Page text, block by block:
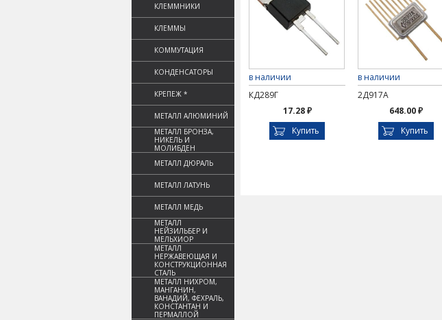
КЛЕММНИКИ
КЛЕММЫ
КОММУТАЦИЯ
КОНДЕНСАТОРЫ
КРЕПЕЖ *
МЕТАЛЛ АЛЮМИНИЙ
МЕТАЛЛ БРОНЗА,
НИКЕЛЬ И
МОЛИБДЕН
МЕТАЛЛ ДЮРАЛЬ
МЕТАЛЛ ЛАТУНЬ
МЕТАЛЛ МЕДЬ
МЕТАЛЛ
НЕЙЗИЛЬБЕР И
МЕЛЬХИОР
МЕТАЛЛ
НЕРЖАВЕЮЩАЯ И
КОНСТРУКЦИОННАЯ
СТАЛЬ
МЕТАЛЛ НИХРОМ,
МАНГАНИН,
ВАНАДИЙ, ФЕХРАЛЬ,
КОНСТАНТАН И
ПЕРМАЛЛОЙ
в наличии
КД289Г
17.28 ₽
Купить
в наличии
2Д917А
648.00 ₽
Купить